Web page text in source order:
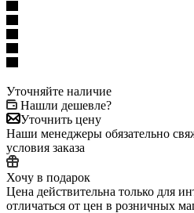
Уточняйте наличие
Нашли дешевле?
Уточнить цену
Наши менеджеры обязательно
условия заказа
Хочу в подарок
Цена действительна только для
отличаться от цен в розничных